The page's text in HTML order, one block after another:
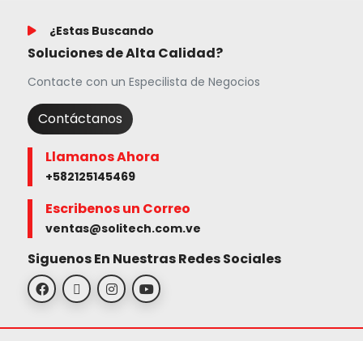
¿Estas Buscando
Soluciones de Alta Calidad?
Contacte con un Especilista de Negocios
Contáctanos
Llamanos Ahora
+582125145469
Escribenos un Correo
ventas@solitech.com.ve
Siguenos En Nuestras Redes Sociales